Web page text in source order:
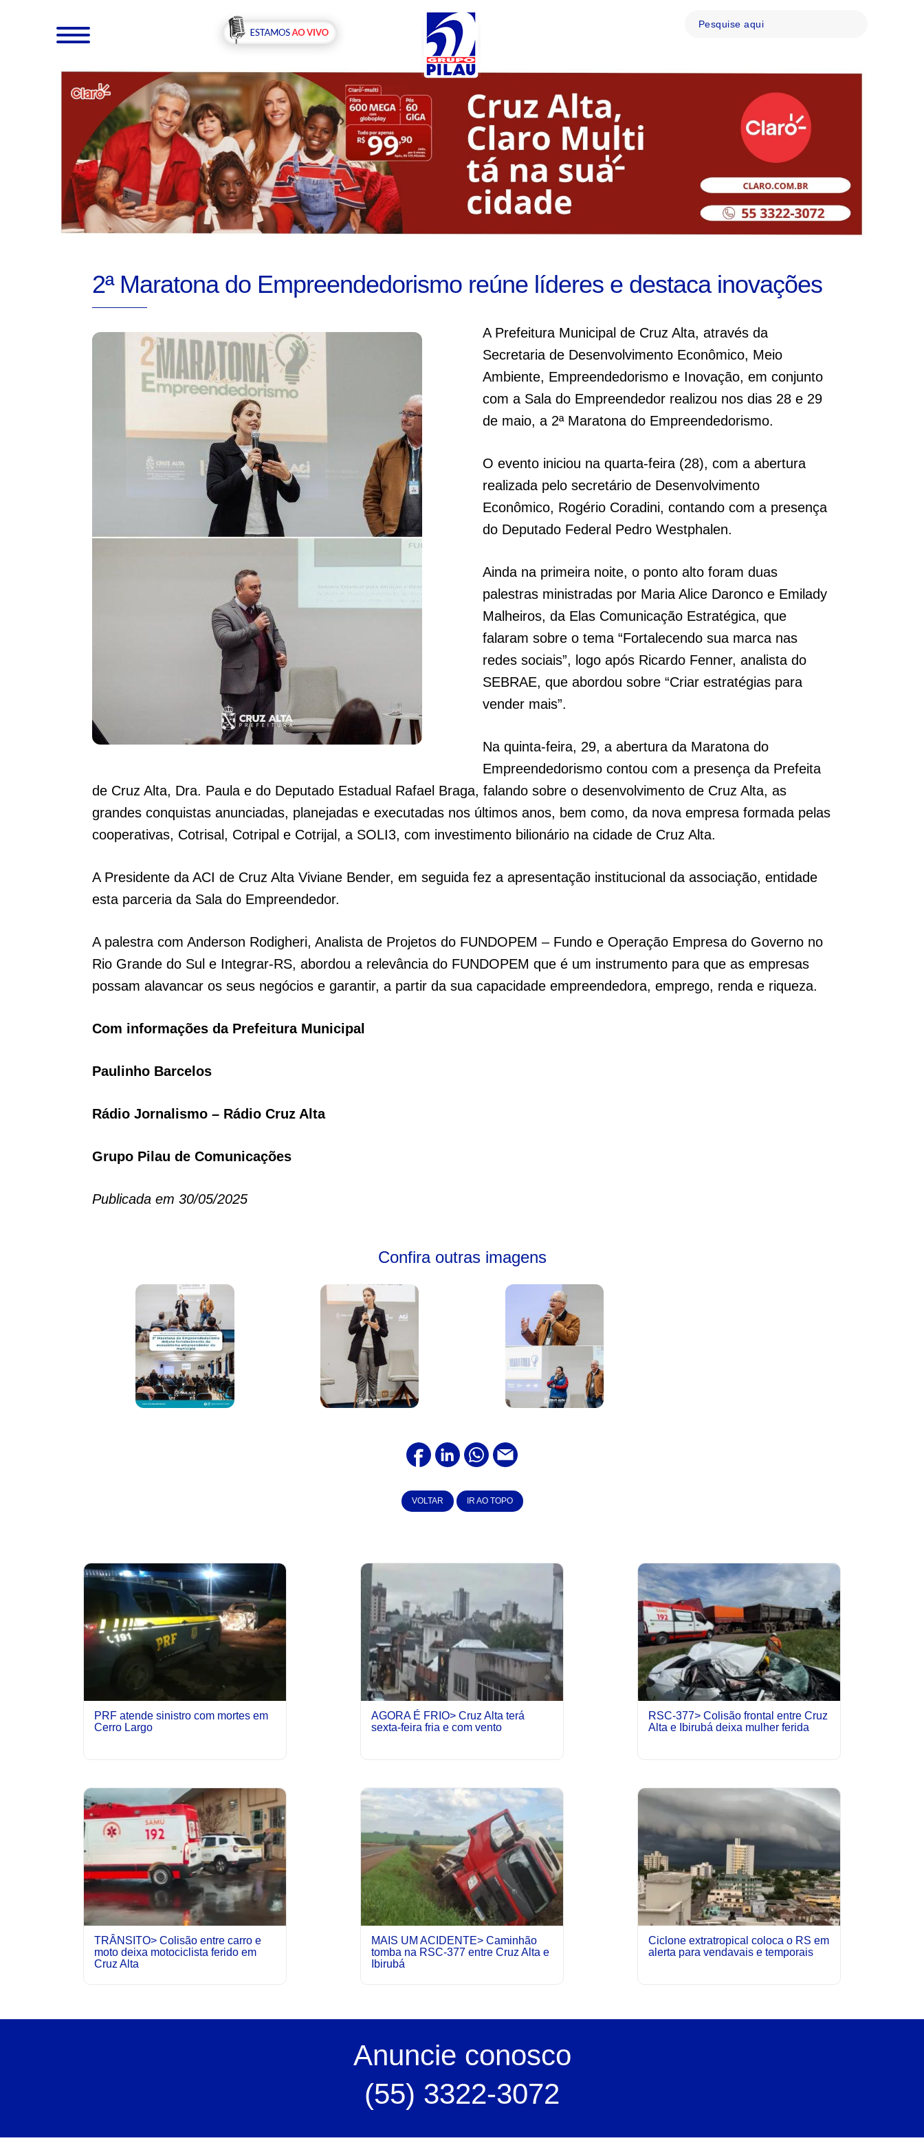
2ª Maratona do Empreendedorismo reúne líderes e destaca inovações
A Prefeitura Municipal de Cruz Alta, através da
Secretaria de Desenvolvimento Econômico, Meio
Ambiente, Empreendedorismo e Inovação, em conjunto
com a Sala do Empreendedor realizou nos dias 28 e 29
de maio, a 2ª Maratona do Empreendedorismo.
O evento iniciou na quarta-feira (28), com a abertura
realizada pelo secretário de Desenvolvimento
Econômico, Rogério Coradini, contando com a presença
do Deputado Federal Pedro Westphalen.
Ainda na primeira noite, o ponto alto foram duas
palestras ministradas por Maria Alice Daronco e Emilady
Malheiros, da Elas Comunicação Estratégica, que
falaram sobre o tema “Fortalecendo sua marca nas
redes sociais”, logo após Ricardo Fenner, analista do
SEBRAE, que abordou sobre “Criar estratégias para
vender mais”.
Na quinta-feira, 29, a abertura da Maratona do
Empreendedorismo contou com a presença da Prefeita
de Cruz Alta, Dra. Paula e do Deputado Estadual Rafael Braga, falando sobre o desenvolvimento de Cruz Alta, as
grandes conquistas anunciadas, planejadas e executadas nos últimos anos, bem como, da nova empresa formada pelas
cooperativas, Cotrisal, Cotripal e Cotrijal, a SOLI3, com investimento bilionário na cidade de Cruz Alta.
A Presidente da ACI de Cruz Alta Viviane Bender, em seguida fez a apresentação institucional da associação, entidade
esta parceria da Sala do Empreendedor.
A palestra com Anderson Rodigheri, Analista de Projetos do FUNDOPEM – Fundo e Operação Empresa do Governo no
Rio Grande do Sul e Integrar-RS, abordou a relevância do FUNDOPEM que é um instrumento para que as empresas
possam alavancar os seus negócios e garantir, a partir da sua capacidade empreendedora, emprego, renda e riqueza.
Com informações da Prefeitura Municipal
Paulinho Barcelos
Rádio Jornalismo – Rádio Cruz Alta
Grupo Pilau de Comunicações
Publicada em 30/05/2025
Confira outras imagens
VOLTAR IR AO TOPO
PRF atende sinistro com mortes em
Cerro Largo
AGORA É FRIO> Cruz Alta terá
sexta-feira fria e com vento
RSC-377> Colisão frontal entre Cruz
Alta e Ibirubá deixa mulher ferida
TRÂNSITO> Colisão entre carro e
moto deixa motociclista ferido em
Cruz Alta
MAIS UM ACIDENTE> Caminhão
tomba na RSC-377 entre Cruz Alta e
Ibirubá
Ciclone extratropical coloca o RS em
alerta para vendavais e temporais
Anuncie conosco
(55) 3322-3072